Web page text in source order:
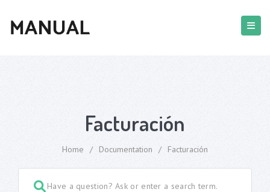
Facturación
Home / Documentation / Facturación